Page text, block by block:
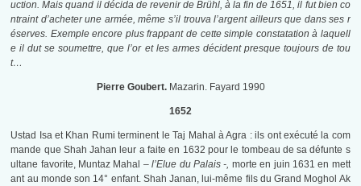
uction. Mais quand il décida de revenir de Brühl, à la fin de 1651, il fut bien co
ntraint d’acheter une armée, même s’il trouva l’argent ailleurs que dans ses r
éserves. Exemple encore plus frappant de cette simple constatation à laquell
e il dut se soumettre, que l’or et les armes décident presque toujours de tou
t…
Pierre Goubert. Mazarin. Fayard 1990
1652
Ustad Isa et Khan Rumi terminent le Taj Mahal à Agra : ils ont exécuté la com
mande que Shah Jahan leur a faite en 1632 pour le tombeau de sa défunte s
ultane favorite, Muntaz Mahal –l’Elue du Palais -, morte en juin 1631 en mett
ant au monde son 14° enfant. Shah Janan, lui-même fils du Grand Moghol Ak